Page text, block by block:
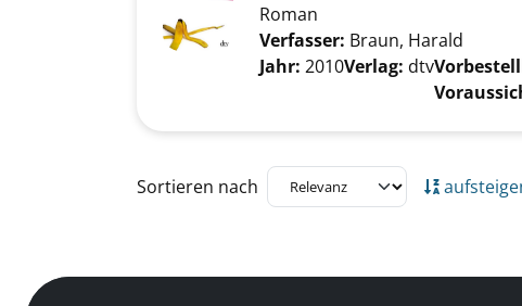
Roman
Verfasser: Braun, Harald
Jahr: 2010Verlag: dtv
Zu den Suchfiltern springen
Sortieren nach